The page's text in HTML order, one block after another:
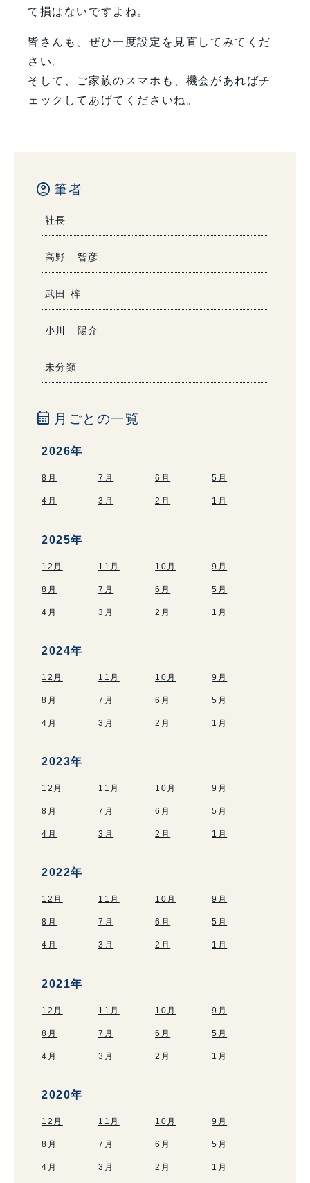
て損はないですよね。
皆さんも、ぜひ一度設定を見直してみてくだ
さい。
そして、ご家族のスマホも、機会があればチ
ェックしてあげてくださいね。
account_circle 筆者
社長
高野 智彦
武田 梓
小川 陽介
未分類
calendar_month 月ごとの一覧
2026年
8月 7月 6月 5月
4月 3月 2月 1月
2025年
12月 11月 10月 9月
8月 7月 6月 5月
4月 3月 2月 1月
2024年
12月 11月 10月 9月
8月 7月 6月 5月
4月 3月 2月 1月
2023年
12月 11月 10月 9月
8月 7月 6月 5月
4月 3月 2月 1月
2022年
12月 11月 10月 9月
8月 7月 6月 5月
4月 3月 2月 1月
2021年
12月 11月 10月 9月
8月 7月 6月 5月
4月 3月 2月 1月
2020年
12月 11月 10月 9月
8月 7月 6月 5月
4月 3月 2月 1月